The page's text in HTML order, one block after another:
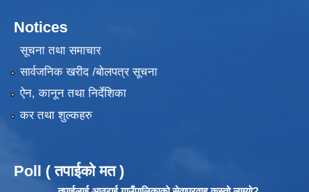
Notices
सूचना तथा समाचार
सार्वजनिक खरीद /बोलपत्र सूचना
ऐन, कानून तथा निर्देशिका
कर तथा शुल्कहरु
Poll ( तपाईको मत )